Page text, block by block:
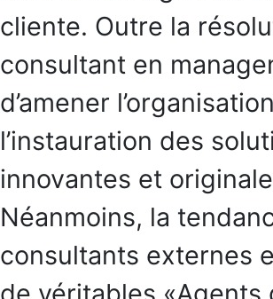
cliente. Outre la
consultant en
d’amener
l’instauration des
innovantes et
Néanmoins, la
consultants externes